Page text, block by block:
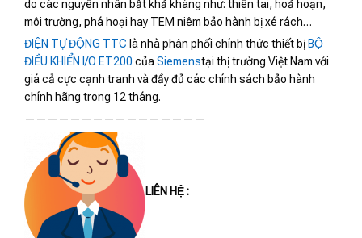
do các nguyên nhân bất khả kháng như: thiên tai, hoả hoạn,
môi trường, phá hoại hay TEM niêm bảo hành bị xé rách…
ĐIỆN TỰ ĐỘNG TTC là nhà phân phối chính thức thiết bị BỘ
ĐIỀU KHIỂN I/O ET200 của Siemenstại thị trường Việt Nam với
giá cả cực cạnh tranh và đầy đủ các chính sách bảo hành
chính hãng trong 12 tháng.
————————————————
LIÊN HỆ :